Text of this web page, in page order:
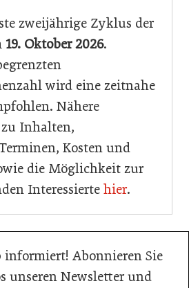
zweijährige Zyklus der
19. Oktober 2026.
wird eine zeitnahe
Nähere
Inhalten,
Kosten und
die Möglichkeit zur
Interessierte hier.
informiert! Abonnieren Sie
unseren Newsletter und